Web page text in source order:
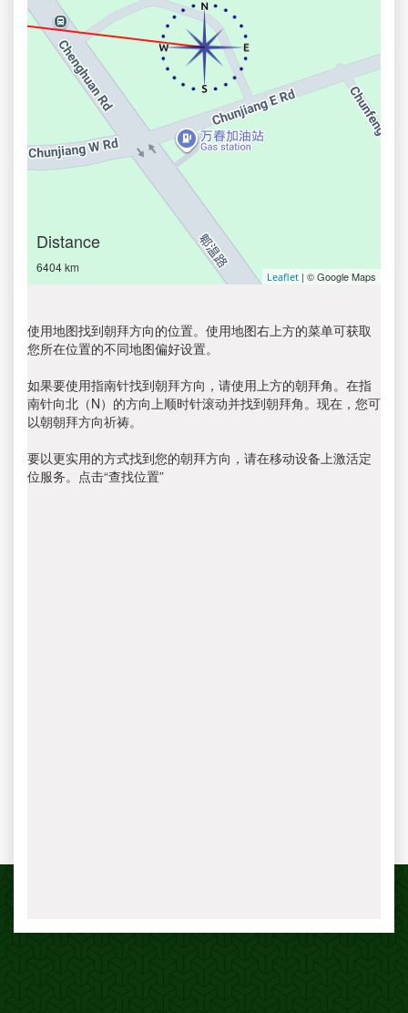
Distance
6404 km
Leaflet | © Google Maps
使用地图找到朝拜方向的位置。使用地图右上方的菜单可获取
您所在位置的不同地图偏好设置。
如果要使用指南针找到朝拜方向，请使用上方的朝拜角。在指
南针向北（N）的方向上顺时针滚动并找到朝拜角。现在，您可
以朝朝拜方向祈祷。
要以更实用的方式找到您的朝拜方向，请在移动设备上激活定
位服务。点击“查找位置”